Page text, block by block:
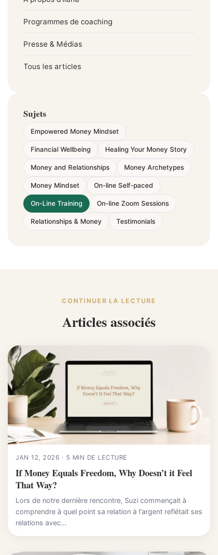
Programmes de coaching
Presse & Médias
Tous les articles
Sujets
Empowered Money Mindset
Financial Wellbeing Healing Your Money Story
Money and Relationships Money Archetypes
Money Mindset On-line Self-paced
On-Line Training On-line Zoom Sessions
Relationships & Money Testimonials
CONTINUER LA LECTURE
Articles associés
JAN 12, 2026 · 5 MIN DE LECTURE
If Money Equals Freedom, Why Doesn’t it Feel
That Way?
Lors de notre dernière rencontre, Suzi commençait à
comprendre à quel point sa relation à l'argent reflétait ses
relations avec...